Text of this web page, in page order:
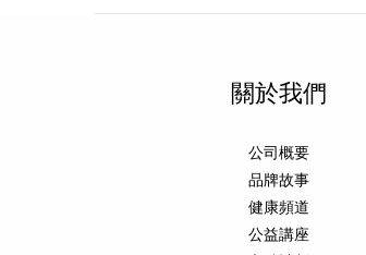
關於我們
公司概要
品牌故事
健康頻道
公益講座